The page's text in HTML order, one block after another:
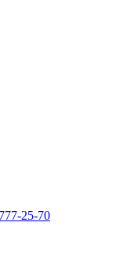
25-70